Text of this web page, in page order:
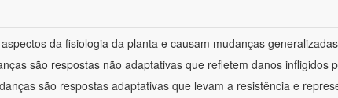
da fisiologia da planta e causam mudanças
são respostas não adaptativas que refletem danos infligidos
são respostas adaptativas que levam a resistência e